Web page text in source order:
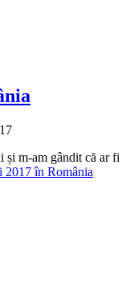
și m-am gândit că ar fi
2017 în România